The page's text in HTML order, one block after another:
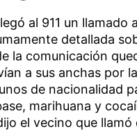
al 911 un
detallada
la comunicación
a sus anchas por
de nacionalidad
marihuana y
el vecino que llamó